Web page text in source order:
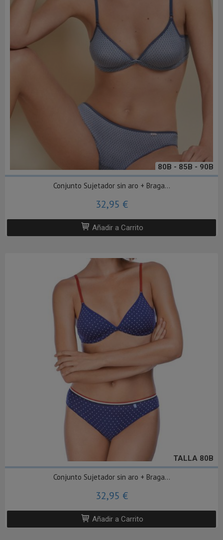
80B - 85B - 90B
Conjunto Sujetador sin aro + Braga...
32,95 €
Añadir a Carrito
TALLA 80B
Conjunto Sujetador sin aro + Braga...
32,95 €
Añadir a Carrito